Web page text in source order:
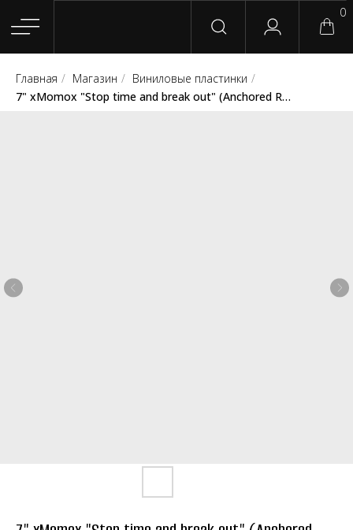
Главная Магазин Группы Релизы Плейлисты
Главная / Магазин / Виниловые пластинки /
7" xMomox "Stop time and break out" (Anchored Records / Defiant Hearts)